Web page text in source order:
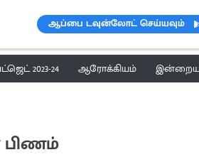
ஆப்பை டவுன்லோட் செய்யவும்
2023-24 ஆரோக்கியம் இன்றைய
பிணம்